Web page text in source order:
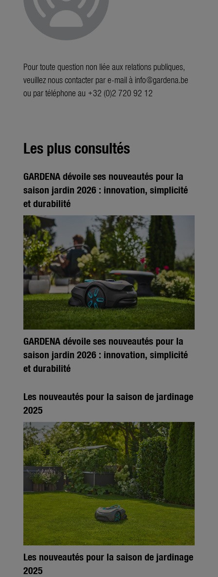
Pour toute question non liée aux relations publiques,
veuillez nous contacter par e-mail à info@gardena.be
ou par téléphone au +32 (0)2 720 92 12
Les plus consultés
GARDENA dévoile ses nouveautés pour la
saison jardin 2026 : innovation, simplicité
et durabilité
GARDENA dévoile ses nouveautés pour la
saison jardin 2026 : innovation, simplicité
et durabilité
Les nouveautés pour la saison de jardinage
2025
Les nouveautés pour la saison de jardinage
2025